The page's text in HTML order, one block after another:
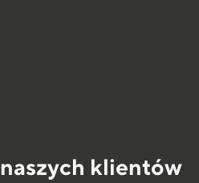
naszych klientów